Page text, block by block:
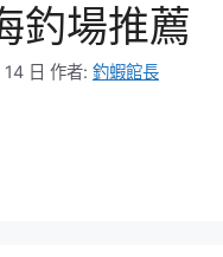
釣場推薦
日 作者: 釣蝦館長